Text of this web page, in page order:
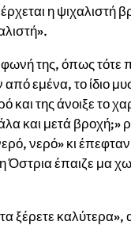
η ψιχαλιστή
της, όπως τότε
εμένα, το ίδιο
και της άνοιξε το
και μετά
νερό» κι
Όστρια έπαιζε μα
ξέρετε καλύτερα»,